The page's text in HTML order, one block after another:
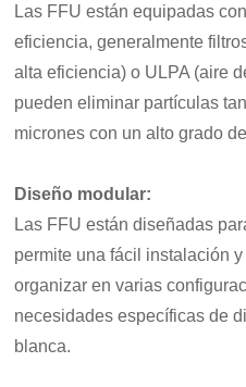
Las FFU están equipadas
eficiencia, generalmente
alta eficiencia) o ULPA (aire
pueden eliminar partículas
micrones con un alto grado
Diseño modular:
Las FFU están diseñadas
permite una fácil instalación
organizar en varias
necesidades específicas de
blanca.